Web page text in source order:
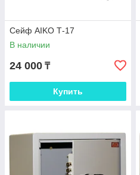
Сейф AIKO Т-17
В наличии
24 000 ₸
Купить